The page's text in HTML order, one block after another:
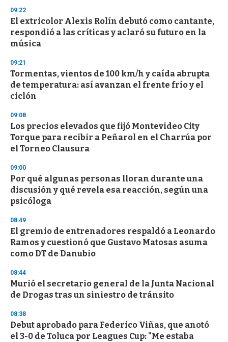
d
s
o
f
3
s
e
c
o
n
s
09:22
El extricolor Alexis Rolín debutó como cantante,
respondió a las críticas y aclaró su futuro en la
música
09:21
Tormentas, vientos de 100 km/h y caída abrupta
de temperatura: así avanzan el frente frío y el
ciclón
09:08
Los precios elevados que fijó Montevideo City
Torque para recibir a Peñarol en el Charrúa por
el Torneo Clausura
09:00
Por qué algunas personas lloran durante una
discusión y qué revela esa reacción, según una
psicóloga
08:49
El gremio de entrenadores respaldó a Leonardo
Ramos y cuestionó que Gustavo Matosas asuma
como DT de Danubio
08:44
Murió el secretario general de la Junta Nacional
de Drogas tras un siniestro de tránsito
08:38
Debut aprobado para Federico Viñas, que anotó
el 3-0 de Toluca por Leagues Cup: "Me estaba